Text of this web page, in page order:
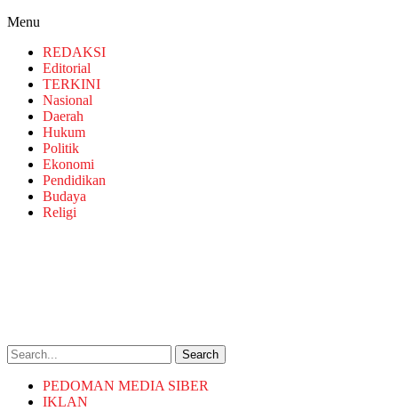
Menu
REDAKSI
Editorial
TERKINI
Nasional
Daerah
Hukum
Politik
Ekonomi
Pendidikan
Budaya
Religi
Search
PEDOMAN MEDIA SIBER
IKLAN